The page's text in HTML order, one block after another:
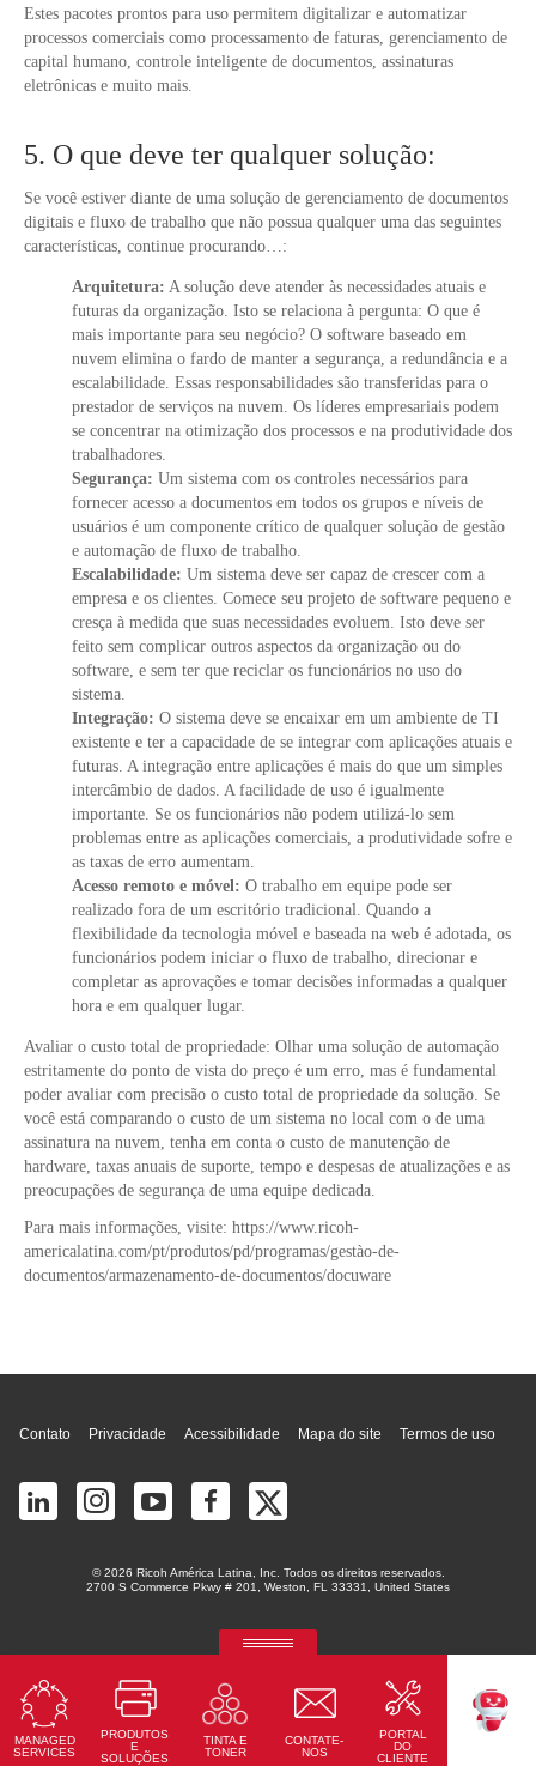
Estes pacotes prontos para uso permitem digitalizar e automatizar
processos comerciais como processamento de faturas, gerenciamento de
capital humano, controle inteligente de documentos, assinaturas
eletrônicas e muito mais.
5. O que deve ter qualquer solução:
Se você estiver diante de uma solução de gerenciamento de documentos
digitais e fluxo de trabalho que não possua qualquer uma das seguintes
características, continue procurando…:
Arquitetura: A solução deve atender às necessidades atuais e
futuras da organização. Isto se relaciona à pergunta: O que é
mais importante para seu negócio? O software baseado em
nuvem elimina o fardo de manter a segurança, a redundância e a
escalabilidade. Essas responsabilidades são transferidas para o
prestador de serviços na nuvem. Os líderes empresariais podem
se concentrar na otimização dos processos e na produtividade dos
trabalhadores.
Segurança: Um sistema com os controles necessários para
fornecer acesso a documentos em todos os grupos e níveis de
usuários é um componente crítico de qualquer solução de gestão
e automação de fluxo de trabalho.
Escalabilidade: Um sistema deve ser capaz de crescer com a
empresa e os clientes. Comece seu projeto de software pequeno e
cresça à medida que suas necessidades evoluem. Isto deve ser
feito sem complicar outros aspectos da organização ou do
software, e sem ter que reciclar os funcionários no uso do
sistema.
Integração: O sistema deve se encaixar em um ambiente de TI
existente e ter a capacidade de se integrar com aplicações atuais e
futuras. A integração entre aplicações é mais do que um simples
intercâmbio de dados. A facilidade de uso é igualmente
importante. Se os funcionários não podem utilizá-lo sem
problemas entre as aplicações comerciais, a produtividade sofre e
as taxas de erro aumentam.
Acesso remoto e móvel: O trabalho em equipe pode ser
realizado fora de um escritório tradicional. Quando a
flexibilidade da tecnologia móvel e baseada na web é adotada, os
funcionários podem iniciar o fluxo de trabalho, direcionar e
completar as aprovações e tomar decisões informadas a qualquer
hora e em qualquer lugar.
Avaliar o custo total de propriedade: Olhar uma solução de automação
estritamente do ponto de vista do preço é um erro, mas é fundamental
poder avaliar com precisão o custo total de propriedade da solução. Se
você está comparando o custo de um sistema no local com o de uma
assinatura na nuvem, tenha em conta o custo de manutenção de
hardware, taxas anuais de suporte, tempo e despesas de atualizações e as
preocupações de segurança de uma equipe dedicada.
Para mais informações, visite: https://www.ricoh-
americalatina.com/pt/produtos/pd/programas/gestào-de-
documentos/armazenamento-de-documentos/docuware
MANAGED
SERVICES
PRODUTOS
E
SOLUÇÕES
TINTA E
TONER
CONTATE-
NOS
PORTAL
DO
CLIENTE
Aplicação preditiva de crédito com IA
Saiba Mais
Contato Privacidade Acessibilidade Mapa do site Termos de uso
© 2026 Ricoh América Latina, Inc. Todos os direitos reservados.
2700 S Commerce Pkwy # 201, Weston, FL 33331, United States